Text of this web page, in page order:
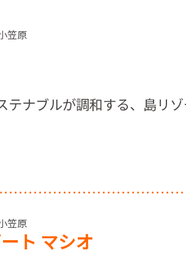
笠原
テナブルが調和する、島リ
笠原
ト マシオ